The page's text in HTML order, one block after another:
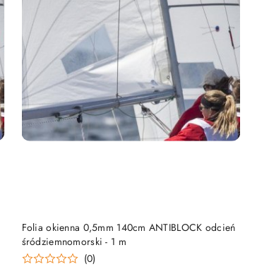
Folia okienna 0,5mm 140cm ANTIBLOCK odcień
śródziemnomorski - 1 m
(0)
PRODUKT NIEDOSTĘPNY